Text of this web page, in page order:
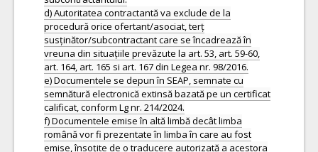
d) Autoritatea contractantă va exclude de la
procedură orice ofertant/asociat, terț
susținător/subcontractant care se încadrează în
vreuna din situațiile prevăzute la art. 53, art. 59-60,
art. 164, art. 165 si art. 167 din Legea nr. 98/2016.
e) Documentele se depun în SEAP, semnate cu
semnătură electronică extinsă bazată pe un certificat
calificat, conform Lg nr. 214/2024.
f) Documentele emise în altă limbă decât limba
română vor fi prezentate în limba în care au fost
emise, însoțite de o traducere autorizată a acestora